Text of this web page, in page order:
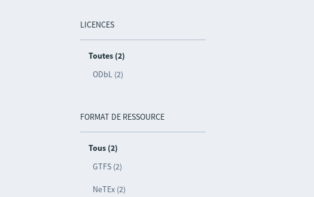
LICENCES
Toutes (2)
ODbL (2)
FORMAT DE RESSOURCE
Tous (2)
GTFS (2)
NeTEx (2)